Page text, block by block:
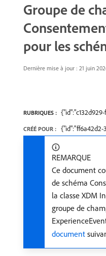
Groupe de
pour les
Dernière mise à jour : 21 juin
RUBRIQUES :
CRÉÉ POUR : {"id":"ff6a42d2-
REMARQUE
Ce document
de schéma
la classe XDM
groupe de
document